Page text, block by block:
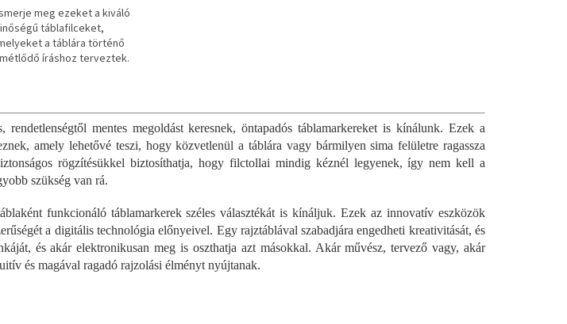
meg ezeket a kiváló
táblafilceket,
a táblára történő
íráshoz terveztek.
i
s
t
i
n
y
t
mentes megoldást keresnek, öntapadós táblamarkereket is kínálunk. Ezek a
amely lehetővé teszi, hogy közvetlenül a táblára vagy bármilyen sima felületre ragassza
rögzítésükkel biztosíthatja, hogy filctollai mindig kéznél legyenek, így nem kell a
szükség van rá.
funkcionáló táblamarkerek széles választékát is kínáljuk. Ezek az innovatív eszközök
a digitális technológia előnyeivel. Egy rajztáblával szabadjára engedheti kreativitását, és
és akár elektronikusan meg is oszthatja azt másokkal. Akár művész, tervező vagy, akár
és magával ragadó rajzolási élményt nyújtanak.